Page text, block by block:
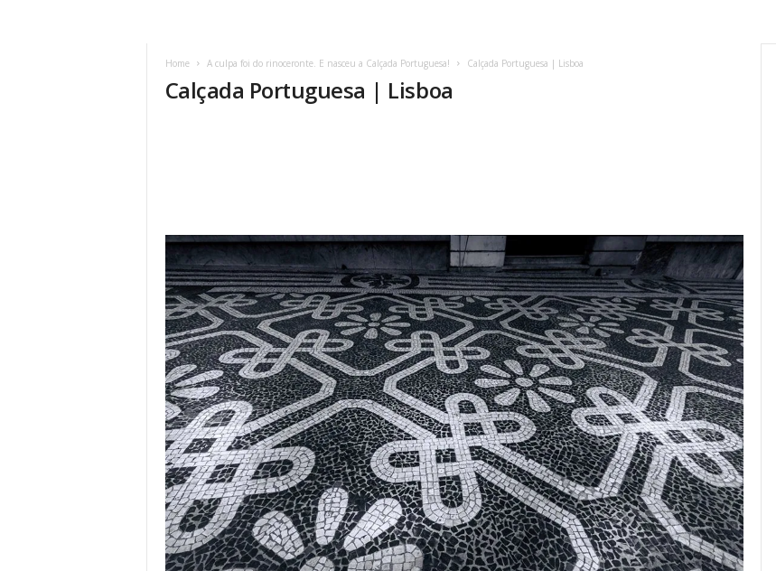
Home A culpa foi do rinoceronte. E nasceu a Calçada Portuguesa! Calçada Portuguesa | Lisboa
Calçada Portuguesa | Lisboa